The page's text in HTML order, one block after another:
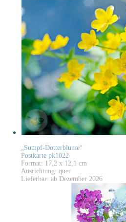
„Sumpf-Dotterblume“
Postkarte pk1022
Format: 17,2 x 12,1 cm
Ausrichtung: quer
Lieferbar: ab Dezember 2026